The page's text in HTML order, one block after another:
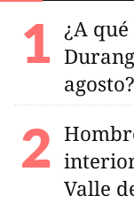
¿A
Valle